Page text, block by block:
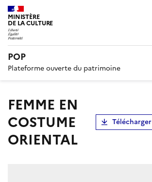
MINISTÈRE
DE LA CULTURE
POP
Plateforme ouverte du patrimoine
FEMME EN
COSTUME
ORIENTAL
Télécharger